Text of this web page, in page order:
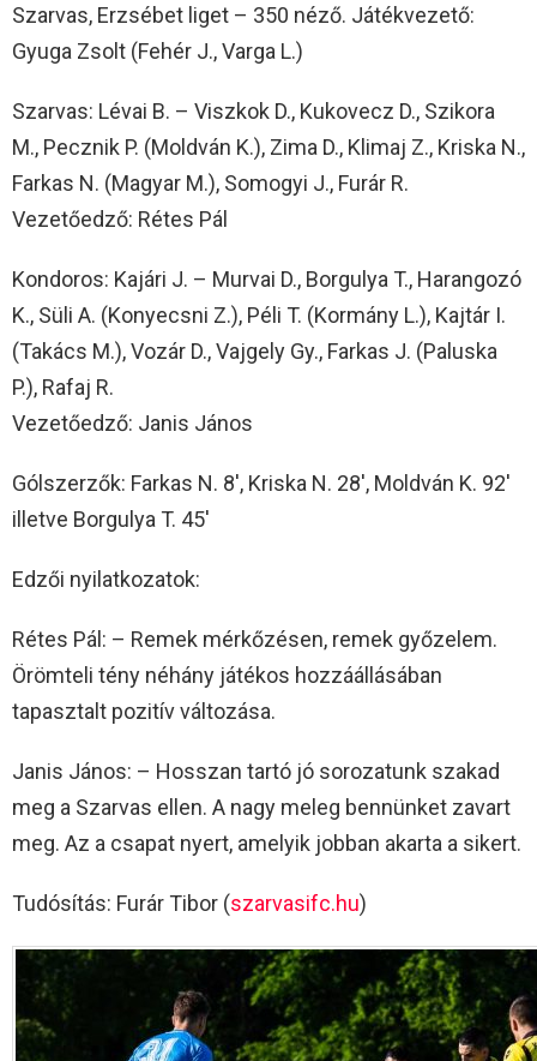
Szarvas, Erzsébet liget – 350 néző. Játékvezető:
Gyuga Zsolt (Fehér J., Varga L.)
Szarvas: Lévai B. – Viszkok D., Kukovecz D., Szikora
M., Pecznik P. (Moldván K.), Zima D., Klimaj Z., Kriska N.,
Farkas N. (Magyar M.), Somogyi J., Furár R.
Vezetőedző: Rétes Pál
Kondoros: Kajári J. – Murvai D., Borgulya T., Harangozó
K., Süli A. (Konyecsni Z.), Péli T. (Kormány L.), Kajtár I.
(Takács M.), Vozár D., Vajgely Gy., Farkas J. (Paluska
P.), Rafaj R.
Vezetőedző: Janis János
Gólszerzők: Farkas N. 8′, Kriska N. 28′, Moldván K. 92′
illetve Borgulya T. 45′
Edzői nyilatkozatok:
Rétes Pál: – Remek mérkőzésen, remek győzelem.
Örömteli tény néhány játékos hozzáállásában
tapasztalt pozitív változása.
Janis János: – Hosszan tartó jó sorozatunk szakad
meg a Szarvas ellen. A nagy meleg bennünket zavart
meg. Az a csapat nyert, amelyik jobban akarta a sikert.
Tudósítás: Furár Tibor (szarvasifc.hu)